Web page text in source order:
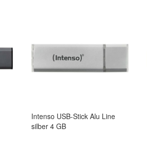
Intenso USB-Stick Alu Line
silber 4 GB